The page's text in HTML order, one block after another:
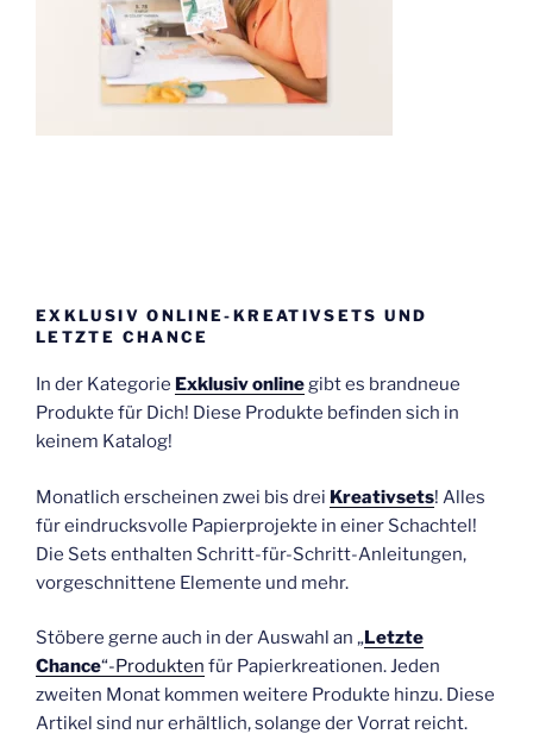
EXKLUSIV ONLINE-KREATIVSETS UND
LETZTE CHANCE
In der Kategorie Exklusiv onlinegibt es brandneue
Produkte für Dich! Diese Produkte befinden sich in
keinem Katalog!
Monatlich erscheinen zwei bis drei Kreativsets! Alles
für eindrucksvolle Papierprojekte in einer Schachtel!
Die Sets enthalten Schritt-für-Schritt-Anleitungen,
vorgeschnittene Elemente und mehr.
Stöbere gerne auch in der Auswahl an „Letzte
Chance“-Produkten für Papierkreationen. Jeden
zweiten Monat kommen weitere Produkte hinzu. Diese
Artikel sind nur erhältlich, solange der Vorrat reicht.